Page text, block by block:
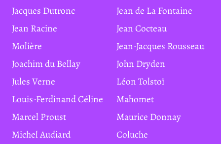
Jacques Dutronc
Jean de La Fontaine
Jean Racine
Jean Cocteau
Molière
Jean-Jacques Rousseau
Joachim du Bellay
John Dryden
Jules Verne
Léon Tolstoï
Louis-Ferdinand Céline
Mahomet
Marcel Proust
Maurice Donnay
Michel Audiard
Coluche